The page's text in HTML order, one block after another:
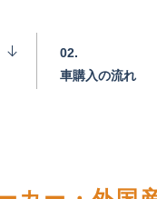
02.
車購入の流れ